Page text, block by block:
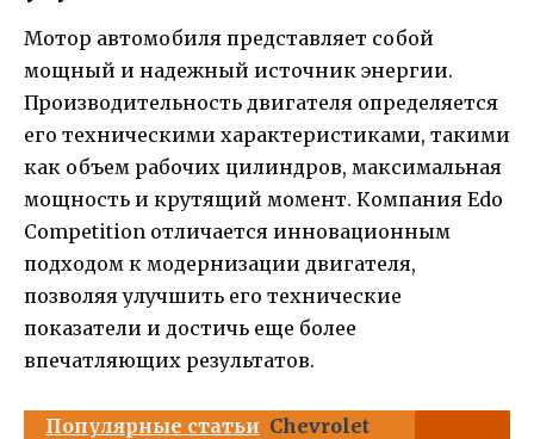
Мотор автомобиля представляет собой
мощный и надежный источник энергии.
Производительность двигателя определяется
его техническими характеристиками, такими
как объем рабочих цилиндров, максимальная
мощность и крутящий момент. Компания Edo
Competition отличается инновационным
подходом к модернизации двигателя,
позволяя улучшить его технические
показатели и достичь еще более
впечатляющих результатов.
Популярные статьи Chevrolet